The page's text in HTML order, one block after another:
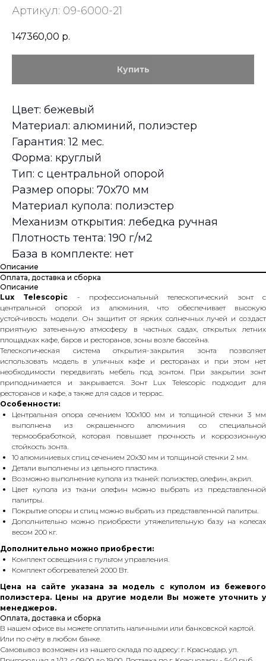
Артикул: 09-6000-21
147360,00 р.
Купить
Цвет: бежевый
Материал: алюминий, полиэстер
Гарантия: 12 мес.
Форма: круглый
Тип: с центральной опорой
Размер опоры: 70х70 мм
Материал купола: полиэстер
Механизм открытия: лебедка ручная
Плотность тента: 190 г/м2
База в комплекте: нет
Описание
Оплата, доставка и сборка
Описание
Lux Telescopic - профессиональный телескопический зонт с
центральной опорой из алюминия, что обеспечивает высокую
устойчивость модели. Он защитит от ярких солнечных лучей и создаст
приятную затененную атмосферу в частных садах, открытых летних
площадках кафе, баров и ресторанов, зоны возле бассейна.
Телескопическая система открытия-закрытия зонта позволяет
использовать модель в уличных кафе и ресторанах и при этом нет
необходимости передвигать мебель под зонтом. При закрытии зонт
приподнимается и закрывается. Зонт Lux Telescopic подходит для
ресторанов и кафе, а также для садов и террас.
Особенности:
Центральная опора сечением 100х100 мм и толщиной стенки 3 мм
выполнена из окрашенного алюминия со специальной
термообработкой, которая повышает прочность и коррозионную
стойкость зонта.
10 алюминиевых спиц сечением 20х30 мм и толщиной стенки 2 мм.
Детали выполнены из цельного пластика.
Возможно выполнение купола из тканей: полиэстер, олефин, акрил.
Цвет купола из ткани олефин можно выбрать из представленной
палитры.
Покрытие опоры и спиц можно выбрать из представленной палитры.
Дополнительно можно приобрести утяжелительную базу на колесах
весом 200 кг.
Дополнительно можно приобрести:
Комплект освещения с пультом управления.
Комплект обогревателей 2000 Вт.
Цена на сайте указана за модель с куполом из бежевого
полиэстера. Цены на другие модели Вы можете уточнить у
менеджеров.
Оплата, доставка и сборка
В нашем офисе вы можете оплатить наличными или банковской картой.
Или по счёту в любом банке.
Самовывоз возможен из нашего склада по адресу: г. Краснодар, ул.